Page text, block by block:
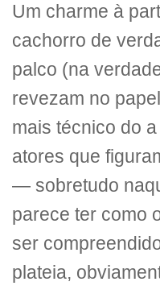
Um charme à
cachorro de
palco (na
revezam no
mais técnico do
atores que
— sobretudo
parece ter como
ser
plateia,